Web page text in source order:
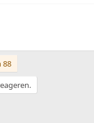
88